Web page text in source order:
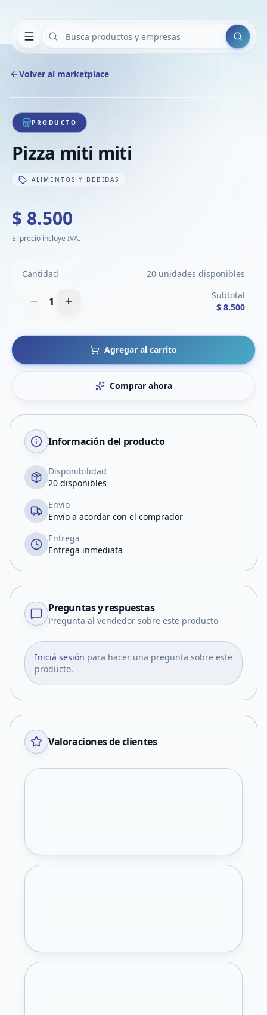
Buscar
Volver al marketplace
1/1
PRODUCTO
Pizza miti miti
ALIMENTOS Y BEBIDAS
$ 8.500
El precio incluye IVA.
Cantidad 20 unidades disponibles
1
Subtotal
$ 8.500
Agregar al carrito
Comprar ahora
Información del producto
Disponibilidad
20 disponibles
Envío
Envío a acordar con el comprador
Entrega
Entrega inmediata
Preguntas y respuestas
Pregunta al vendedor sobre este producto
Iniciá sesión para hacer una pregunta sobre este
producto.
Valoraciones de clientes